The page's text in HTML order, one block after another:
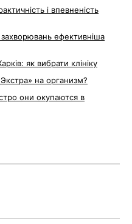
і впевненість
ефективніша
як вибрати клініку
на организм?
они окупаются в